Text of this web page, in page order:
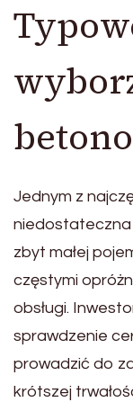
Jednym z
niedostateczna
zbyt małej
częstymi
obsługi.
sprawdzenie
prowadzić do
krótszej